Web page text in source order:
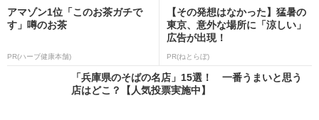
アマゾン1位「このお茶ガチで
す」噂のお茶
PR(ハーブ健康本舗)
【その発想はなかった】猛暑の
東京、意外な場所に「涼しい」
広告が出現！
PR(ねとらぼ)
「兵庫県のそばの名店」15選！ 一番うまいと思う
店はどこ？【人気投票実施中】